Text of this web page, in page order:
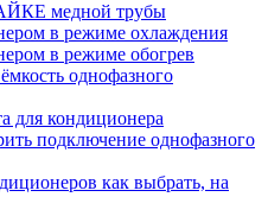
медной трубы
в режиме охлаждения
в режиме обогрев
однофазного
для кондиционера
подключение однофазного
как выбрать, на